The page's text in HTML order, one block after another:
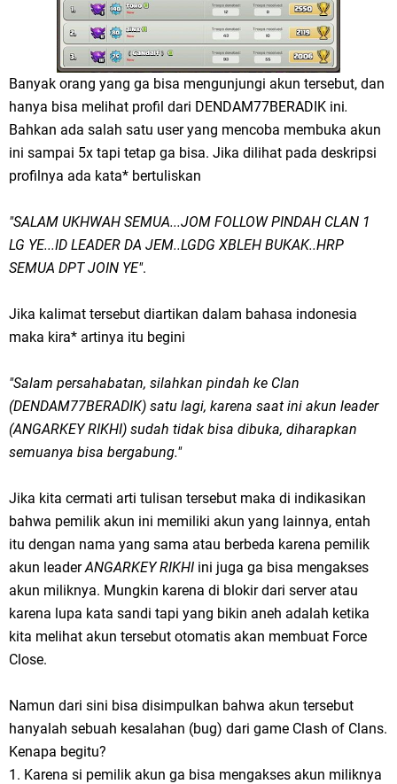
Banyak orang yang ga bisa mengunjungi akun tersebut, dan
hanya bisa melihat profil dari DENDAM77BERADIK ini.
Bahkan ada salah satu user yang mencoba membuka akun
ini sampai 5x tapi tetap ga bisa. Jika dilihat pada deskripsi
profilnya ada kata* bertuliskan
"SALAM UKHWAH SEMUA...JOM FOLLOW PINDAH CLAN 1
LG YE...ID LEADER DA JEM..LGDG XBLEH BUKAK..HRP
SEMUA DPT JOIN YE".
Jika kalimat tersebut diartikan dalam bahasa indonesia
maka kira* artinya itu begini
"Salam persahabatan, silahkan pindah ke Clan
(DENDAM77BERADIK) satu lagi, karena saat ini akun leader
(ANGARKEY RIKHI) sudah tidak bisa dibuka, diharapkan
semuanya bisa bergabung."
Jika kita cermati arti tulisan tersebut maka di indikasikan
bahwa pemilik akun ini memiliki akun yang lainnya, entah
itu dengan nama yang sama atau berbeda karena pemilik
akun leaderANGARKEY RIKHI ini juga ga bisa mengakses
akun miliknya. Mungkin karena di blokir dari server atau
karena lupa kata sandi tapi yang bikin aneh adalah ketika
kita melihat akun tersebut otomatis akan membuat Force
Close.
Namun dari sini bisa disimpulkan bahwa akun tersebut
hanyalah sebuah kesalahan (bug) dari game Clash of Clans.
Kenapa begitu?
1. Karena si pemilik akun ga bisa mengakses akun miliknya